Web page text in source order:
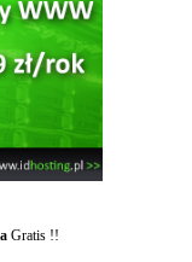
Gratis !!